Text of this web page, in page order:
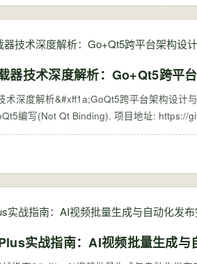
器技术深度解析：Go+Qt5跨平
术深度解析&#xff1a;GoQt5跨平台架构设计
实战指南：AI视频批量生成与